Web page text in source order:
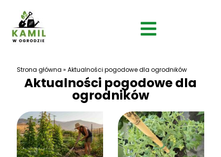
Strona główna » Aktualności pogodowe dla ogrodników
Aktualności pogodowe dla
ogrodników